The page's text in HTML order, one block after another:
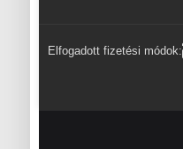
Elfogadott fizetési módok: